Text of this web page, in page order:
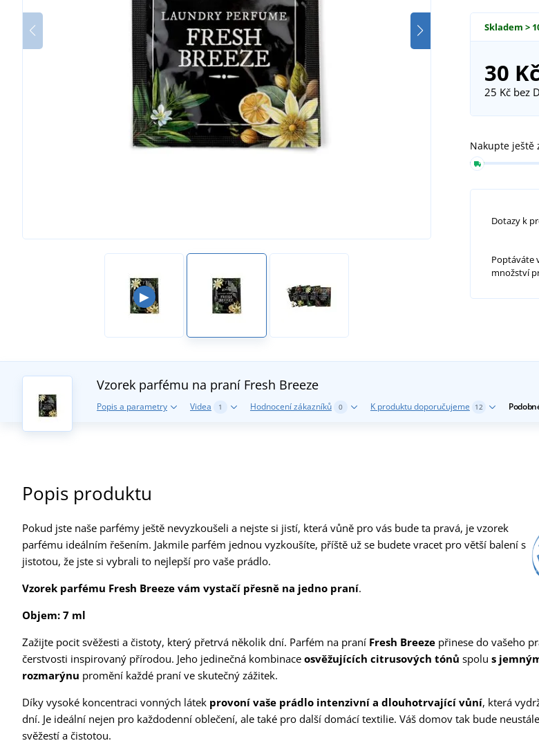
▶
Skladem >
30
25 Kčbez
Nakupte ještě
Dotazy k
Poptáváte
množství
Vzorek parfému na praní Fresh Breeze
Popis a parametry Videa 1 Hodnocení zákazníků 0 K produktu doporučujeme 12
Popis produktu
Pokud jste naše parfémy ještě nevyzkoušeli a nejste si jistí, která vůně pro vás bude ta pravá, je vzorek
parfému ideálním řešením. Jakmile parfém jednou vyzkoušíte, příště už se budete vracet pro větší balení s
jistotou, že jste si vybrali to nejlepší pro vaše prádlo.
Vzorek parfému Fresh Breeze vám vystačí přesně na jedno praní.
Objem: 7 ml
Zažijte pocit svěžesti a čistoty, který přetrvá několik dní. Parfém na praní Fresh Breeze přinese do vašeho
čerstvosti inspirovaný přírodou. Jeho jedinečná kombinace osvěžujících citrusových tónů spolu s
rozmarýnu promění každé praní ve skutečný zážitek.
Díky vysoké koncentraci vonných látek provoní vaše prádlo intenzivní a dlouhotrvající vůní, která
dní. Je ideální nejen pro každodenní oblečení, ale také pro další domácí textilie. Váš domov tak bude
svěžestí a čistotou.